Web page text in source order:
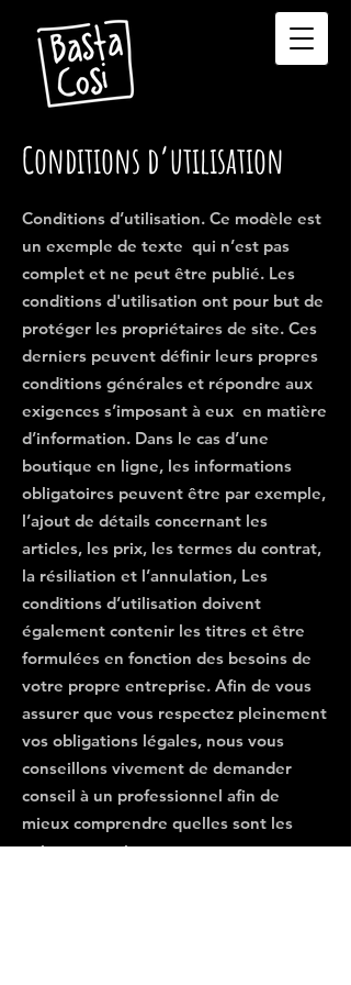
Conditions d’utilisation
Conditions d’utilisation. Ce modèle est
un exemple de texte qui n’est pas
complet et ne peut être publié. Les
conditions d'utilisation ont pour but de
protéger les propriétaires de site. Ces
derniers peuvent définir leurs propres
conditions générales et répondre aux
exigences s’imposant à eux en matière
d’information. Dans le cas d’une
boutique en ligne, les informations
obligatoires peuvent être par exemple,
l’ajout de détails concernant les
articles, les prix, les termes du contrat,
la résiliation et l’annulation, Les
conditions d’utilisation doivent
également contenir les titres et être
formulées en fonction des besoins de
votre propre entreprise. Afin de vous
assurer que vous respectez pleinement
vos obligations légales, nous vous
conseillons vivement de demander
conseil à un professionnel afin de
mieux comprendre quelles sont les
exigences qui vous concernent